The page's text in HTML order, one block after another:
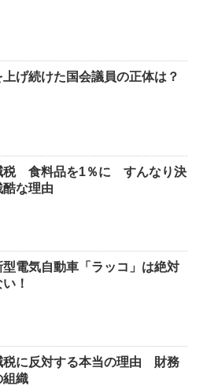
げ続けた国会議員の正体は？
税 食料品を1％に すんなり決
酷な理由
型電気自動車「ラッコ」は絶対
！
税に反対する本当の理由 財務
組織